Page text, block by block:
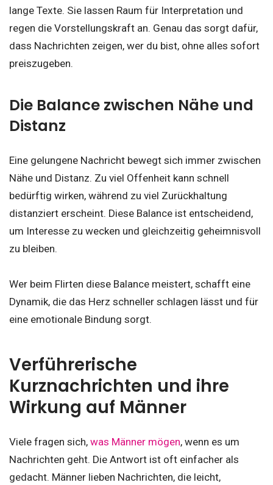
lange Texte. Sie lassen Raum für Interpretation und
regen die Vorstellungskraft an. Genau das sorgt dafür,
dass Nachrichten zeigen, wer du bist, ohne alles sofort
preiszugeben.
Die Balance zwischen Nähe und
Distanz
Eine gelungene Nachricht bewegt sich immer zwischen
Nähe und Distanz. Zu viel Offenheit kann schnell
bedürftig wirken, während zu viel Zurückhaltung
distanziert erscheint. Diese Balance ist entscheidend,
um Interesse zu wecken und gleichzeitig geheimnisvoll
zu bleiben.
Wer beim Flirten diese Balance meistert, schafft eine
Dynamik, die das Herz schneller schlagen lässt und für
eine emotionale Bindung sorgt.
Verführerische
Kurznachrichten und ihre
Wirkung auf Männer
Viele fragen sich, was Männer mögen, wenn es um
Nachrichten geht. Die Antwort ist oft einfacher als
gedacht. Männer lieben Nachrichten, die leicht,